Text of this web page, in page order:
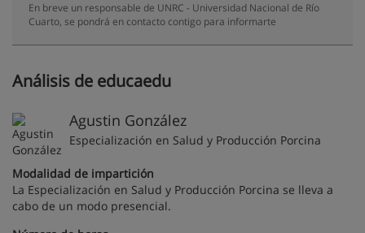
En breve un responsable de UNRC - Universidad Nacional de Río
Cuarto, se pondrá en contacto contigo para informarte
Análisis de educaedu
Agustin González
Especialización en Salud y Producción Porcina
Modalidad de impartición
La Especialización en Salud y Producción Porcina se lleva a
cabo de un modo presencial.